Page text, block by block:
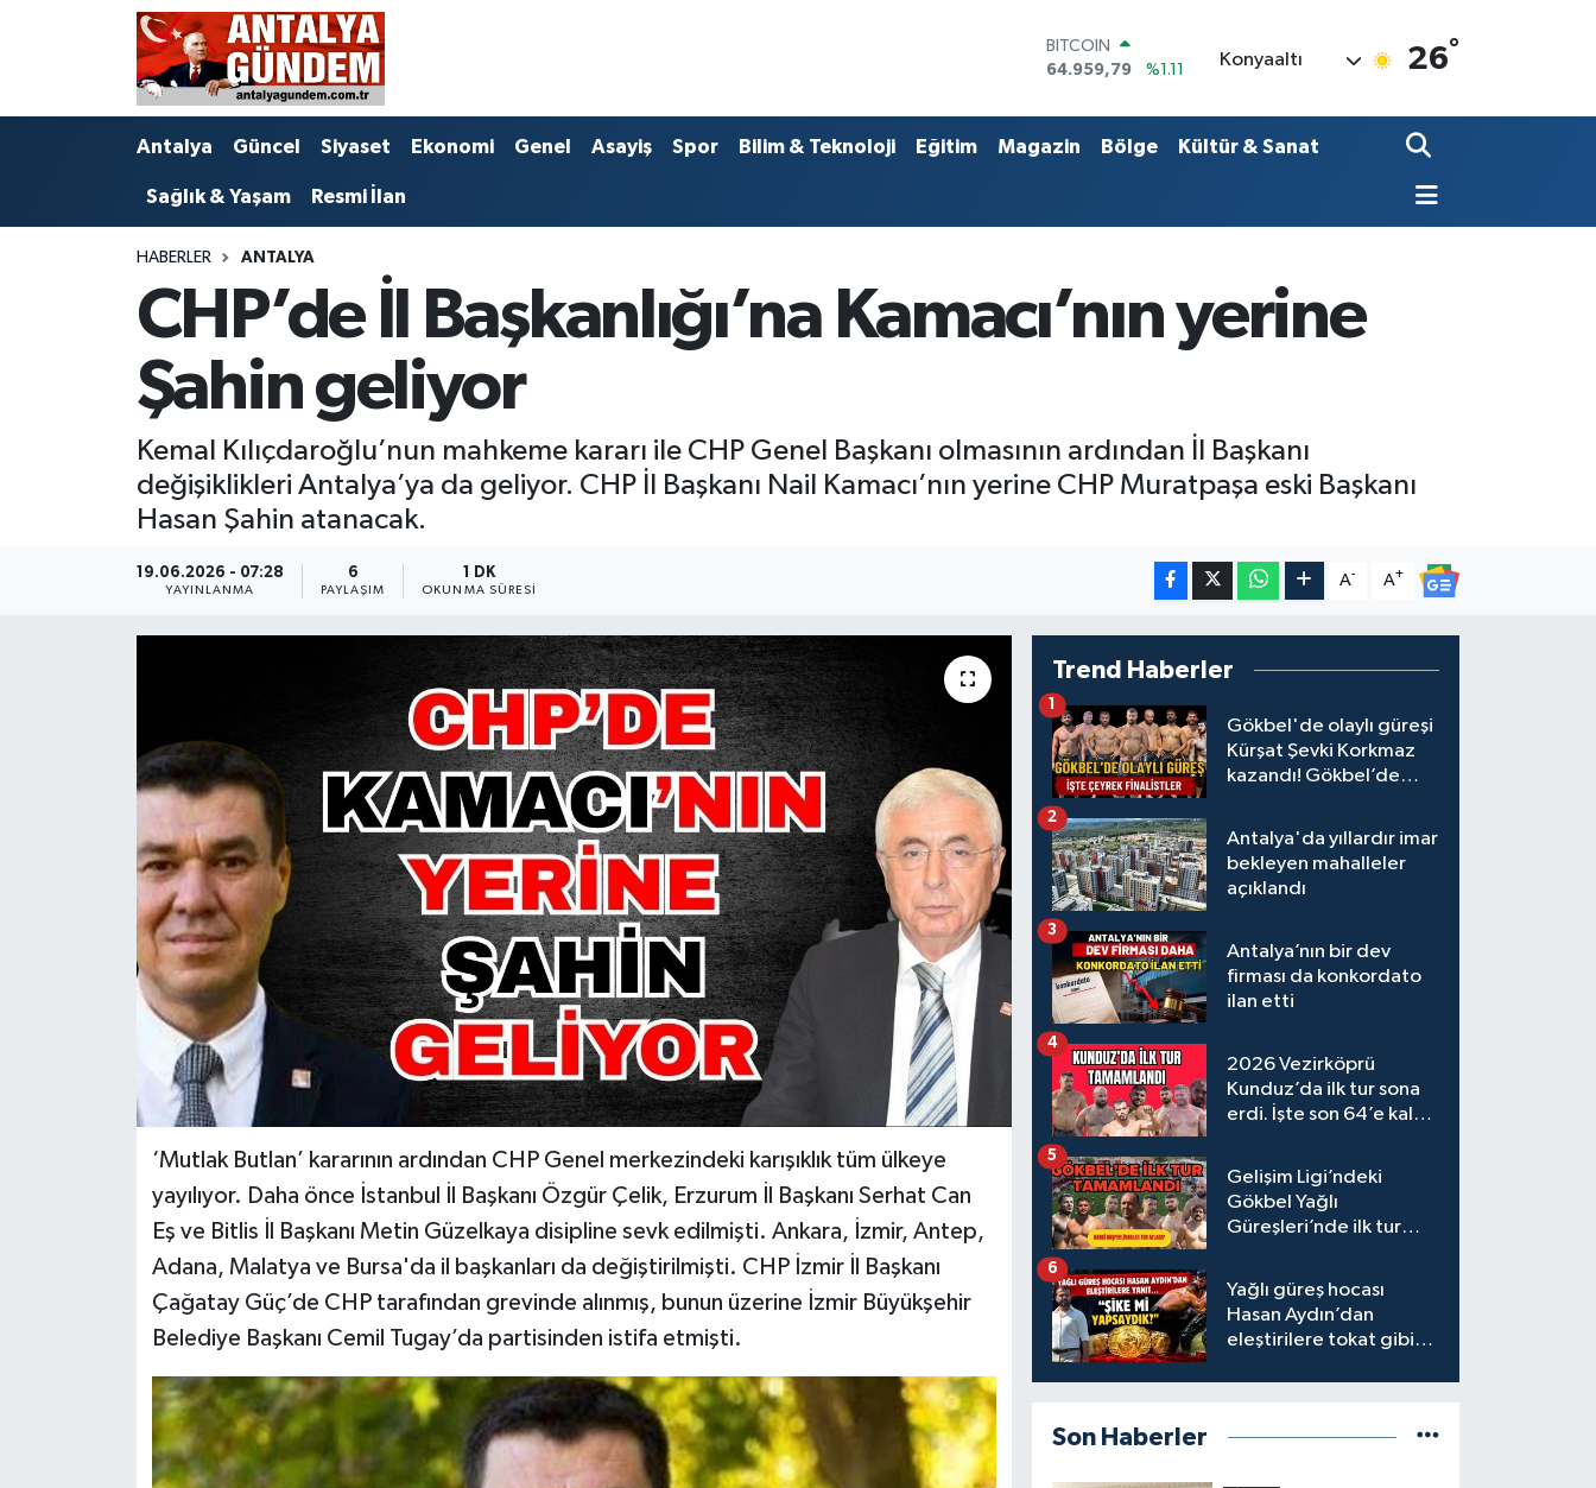
DOLAR
47,7436
%0.18
55,2510
%0.32
STERLİN
64.959,79
%1.11
Konyaaltı 26°
Antalya Güncel Siyaset Ekonomi Genel Asayiş Spor Bilim & Teknoloji Eğitim Magazin Bölge Kültür & Sanat
Sağlık & Yaşam Resmi İlan
HABERLER ANTALYA
CHP’de İl Başkanlığı’na Kamacı’nın yerine
Şahin geliyor
Kemal Kılıçdaroğlu’nun mahkeme kararı ile CHP Genel Başkanı olmasının ardından İl Başkanı
değişiklikleri Antalya’ya da geliyor. CHP İl Başkanı Nail Kamacı’nın yerine CHP Muratpaşa eski Başkanı
Hasan Şahin atanacak.
19.06.2026 - 07:28
YAYINLANMA
6
PAYLAŞIM
1 DK
OKUNMA SÜRESI
A- A+
‘Mutlak Butlan’ kararının ardından CHP Genel merkezindeki karışıklık tüm ülkeye
yayılıyor. Daha önce İstanbul İl Başkanı Özgür Çelik, Erzurum İl Başkanı Serhat Can
Eş ve Bitlis İl Başkanı Metin Güzelkaya disipline sevk edilmişti. Ankara, İzmir, Antep,
Adana, Malatya ve Bursa'da il başkanları da değiştirilmişti. CHP İzmir İl Başkanı
Çağatay Güç’de CHP tarafından grevinde alınmış, bunun üzerine İzmir Büyükşehir
Belediye Başkanı Cemil Tugay’da partisinden istifa etmişti.
Trend Haberler
Gökbel'de olaylı güreşi
Kürşat Şevki Korkmaz
kazandı! Gökbel’de
Gürbüz elendi!
1
Antalya'da yıllardır imar
bekleyen mahalleler
açıklandı
2
Antalya’nın bir dev
firması da konkordato
ilan etti
3
2026 Vezirköprü
Kunduz’da ilk tur sona
erdi. İşte son 64’e kalan
4
Gelişim Ligi’ndeki
Gökbel Yağlı
Güreşleri’nde ilk tur
5
Yağlı güreş hocası
Hasan Aydın’dan
eleştirilere tokat gibi
6
Son Haberler
Antalya
Bilim & Teknoloji
Ekonomi
Görüntülü Haber
Kültür & Sanat
Resmi İlan
Siyaset
Antalya Nöbetçi Eczaneler
Antalya Hava Durumu
Antalya Namaz Vakitleri
Süper Lig Puan Durumu ve Fikstür
Tüm Manşetler
Son Dakika Haberleri
Haber Arşivi